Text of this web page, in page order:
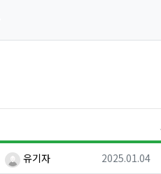
등록자유기자 등록일
2025.01.04